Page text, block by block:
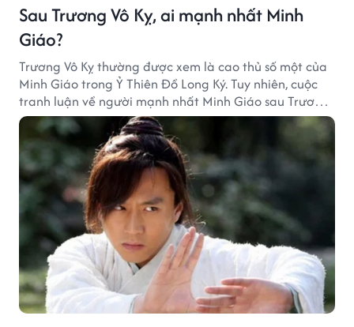
Sau Trương Vô Kỵ, ai mạnh nhất Minh
Giáo?
Trương Vô Kỵ thường được xem là cao thủ số một của
Minh Giáo trong Ỷ Thiên Đồ Long Ký. Tuy nhiên, cuộc
tranh luận về người mạnh nhất Minh Giáo sau Trương
Vô Kỵ vẫn luôn khiến nhiều độc giả Kim Dung quan
tâm.